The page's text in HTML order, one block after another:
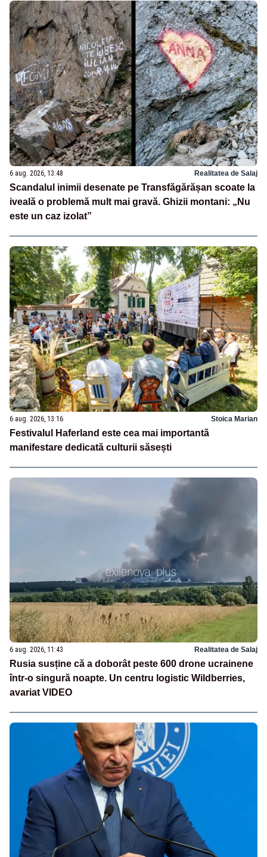
6 aug. 2026, 13:48 Realitatea de Salaj
Scandalul inimii desenate pe Transfăgărășan scoate la
iveală o problemă mult mai gravă. Ghizii montani: „Nu
este un caz izolat”
6 aug. 2026, 13:16 Stoica Marian
Festivalul Haferland este cea mai importantă
manifestare dedicată culturii săsești
6 aug. 2026, 11:43 Realitatea de Salaj
Rusia susține că a doborât peste 600 drone ucrainene
într-o singură noapte. Un centru logistic Wildberries,
avariat VIDEO